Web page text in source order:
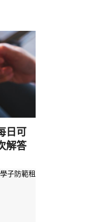
日可
解答